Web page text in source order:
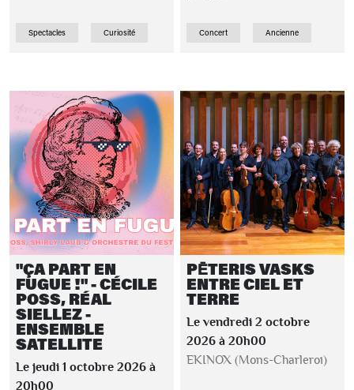
Spectacles Curiosité Concert Ancienne
"ÇA PART EN
FUGUE !" - CÉCILE
POSS, RÉAL
SIELLEZ -
ENSEMBLE
SATELLITE
Le jeudi 1 octobre 2026 à
20h00
PĒTERIS VASKS
ENTRE CIEL ET
TERRE
Le vendredi 2 octobre
2026 à 20h00
EKINOX (Mons-Charleroi)